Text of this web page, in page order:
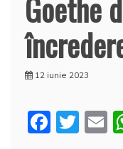
Goethe
12 iunie 2023
F
T
E